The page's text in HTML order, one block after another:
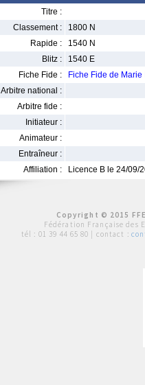
Titre :
Classement :
1800 N
Rapide :
1540 N
Blitz :
1540 E
Fiche Fide :
Fiche Fide de Marie
Arbitre national :
Arbitre fide :
Initiateur :
Animateur :
Entraîneur :
Affiliation :
Licence B le 24/09/
Copyright © 2015
Fédération Française des
tél : 01 39 44 65 80 | contact :